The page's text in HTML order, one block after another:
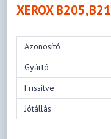
XEROX
Azonosító
Gyártó
Frissítve
Jótállás